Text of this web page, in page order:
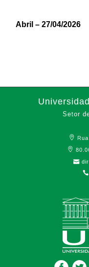
Abril – 27/04/2026
Setor